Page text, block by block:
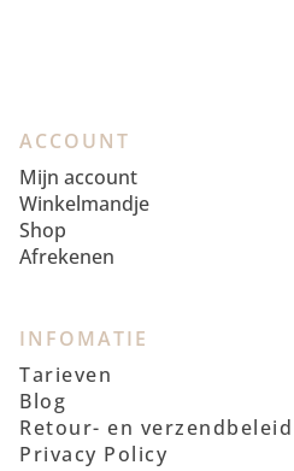
ACCOUNT
Mijn account
Winkelmandje
Shop
Afrekenen
INFOMATIE
Tarieven
Blog
Retour- en verzendbeleid
Privacy Policy